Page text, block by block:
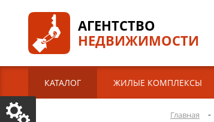
АГЕНТСТВО
НЕДВИЖИМОСТИ
КАТАЛОГ ЖИЛЫЕ КОМПЛЕКСЫ
Главная -